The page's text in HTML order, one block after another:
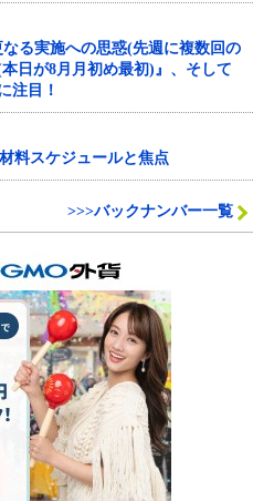
る実施への思惑(先週に複数回の
日が8月月初め最初)』、そして
注目！
料スケジュールと焦点
>>>バックナンバー一覧